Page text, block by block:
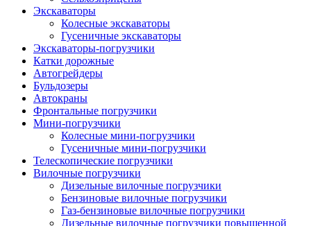
Экскаваторы
Колесные экскаваторы
Гусеничные экскаваторы
Экскаваторы-погрузчики
Катки дорожные
Автогрейдеры
Бульдозеры
Автокраны
Фронтальные погрузчики
Мини-погрузчики
Колесные мини-погрузчики
Гусеничные мини-погрузчики
Телескопические погрузчики
Вилочные погрузчики
Дизельные вилочные погрузчики
Бензиновые вилочные погрузчики
Газ-бензиновые вилочные погрузчики
Дизельные вилочные погрузчики повышенной